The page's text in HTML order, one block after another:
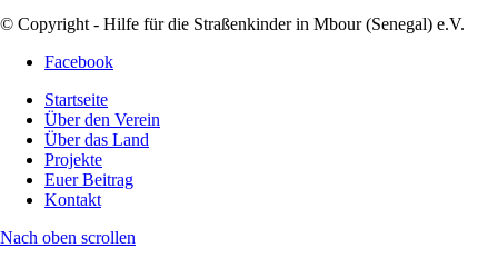
© Copyright - Hilfe für die Straßenkinder in Mbour (Senegal) e.V.
Facebook
Startseite
Über den Verein
Über das Land
Projekte
Euer Beitrag
Kontakt
Nach oben scrollen